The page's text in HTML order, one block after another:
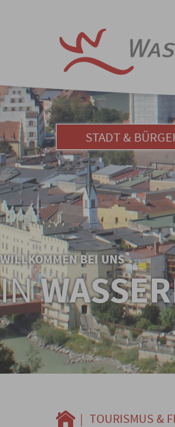
STADT &
WILLKOMMEN BEI UNS
IN
| TOURISMUS &